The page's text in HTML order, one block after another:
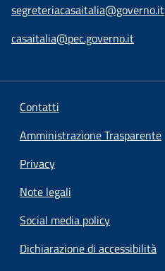
segreteriacasaitalia@governo.it
casaitalia@pec.governo.it
Contatti
Amministrazione Trasparente
Privacy
Note legali
Social media policy
Dichiarazione di accessibilità